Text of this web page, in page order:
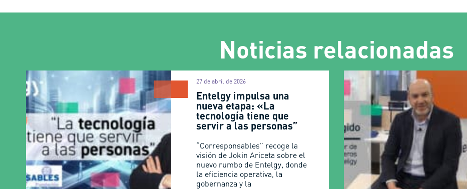
Noticias relacionadas
Entelgy impulsa una
nueva etapa: «La
tecnología tiene que
servir a las personas”
27 de abril de 2026
“Corresponsables” recoge la
visión de Jokin Ariceta sobre el
nuevo rumbo de Entelgy, donde
la eficiencia operativa, la
gobernanza y la